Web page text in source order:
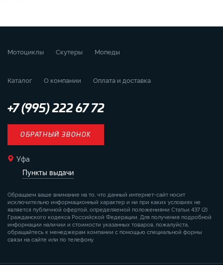
Мотоциклы Скутеры Мопеды
Каталог О компании Оплата и доставка
+7 (995) 222 67 72
ОБРАТНЫЙ ЗВОНОК
Уфа
Пункты выдачи
Обращаем ваше внимание на то, что данный интернет-сайт носит
исключительно информационный характер и ни при каких условиях не
является публичной офертой, определяемой положениями Статьи 437 (2)
Гражданского кодекса Российской Федерации. Для получения подробной
информации наличии и стоимости указанных товаров, пожалуйста,
обращайтесь к менеджерам компании с помощью специальной формы
связи на сайте или по телефону.